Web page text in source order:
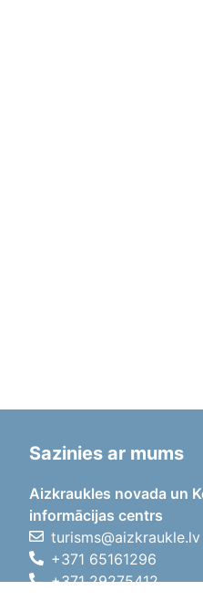
Sazinies ar mums
Aizkraukles novada un
informācijas centrs
turisms@aizkraukle.lv
+371 65161296
+371 29275412